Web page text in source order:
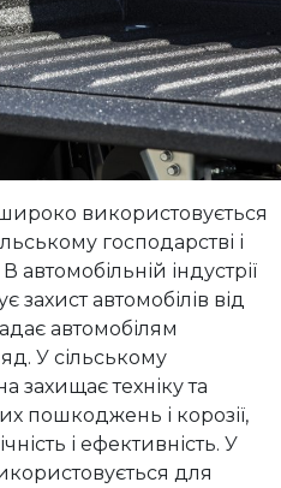
використовується
господарстві і
автомобільній індустрії
захист автомобілів від
автомобілям
У сільському
захищає техніку та
пошкоджень і корозії,
і ефективність. У
для